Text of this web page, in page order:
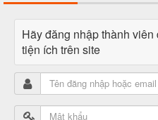
Hãy đăng nhập thành
tiện ích trên site